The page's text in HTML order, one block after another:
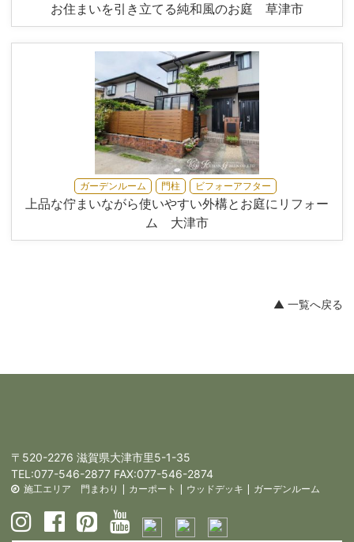
お住まいを引き立てる純和風のお庭 草津市
ガーデンルーム 門柱 ビフォーアフター
上品な佇まいながら使いやすい外構とお庭にリフォー
ム 大津市
▲ 一覧へ戻る
〒520-2276 滋賀県大津市里5-1-35
TEL:077-546-2877 FAX:077-546-2874
施工エリア 門まわり | カーポート | ウッドデッキ | ガーデンルーム